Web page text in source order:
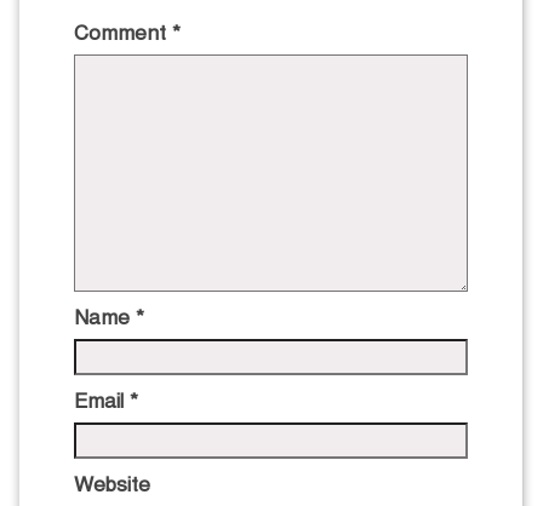
Comment *
Name *
Email *
Website